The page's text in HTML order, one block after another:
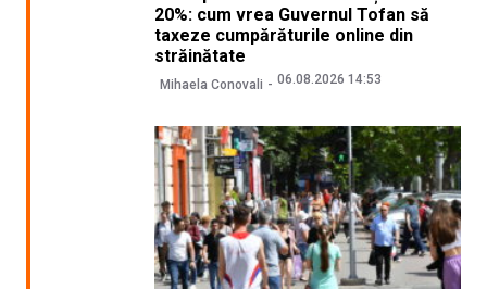
20%: cum vrea Guvernul Tofan să
taxeze cumpărăturile online din
străinătate
Mihaela Conovali 06.08.2026 14:53